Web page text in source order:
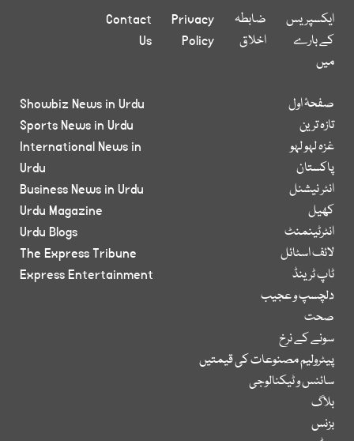
ایکسپریس
کے بارے
میں
ضابطہ
اخلاق
Privacy
Policy
Contact
Us
صفحۂ اول
تازہ ترین
غزہ لہو لہو
پاکستان
انٹر نیشنل
کھیل
انٹرٹینمنٹ
لائف اسٹائل
ٹاپ ٹرینڈ
دلچسپ و عجیب
صحت
سونے کے نرخ
پیٹرولیم مصنوعات کی قیمتیں
سائنس و ٹیکنالوجی
بلاگ
بزنس
Showbiz News in Urdu
Sports News in Urdu
International News in
Urdu
Business News in Urdu
Urdu Magazine
Urdu Blogs
The Express Tribune
Express Entertainment